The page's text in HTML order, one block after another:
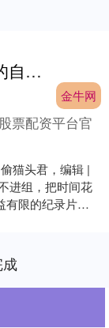
金牛网 王一博的自由值多少钱？
金牛网
股票配资平台官
猫头君，编辑 |
进组，把时间花
有限的纪录片